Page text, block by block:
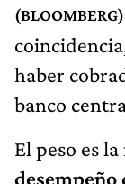
haber
banco
El peso es
desempeño